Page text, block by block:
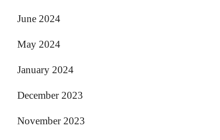
June 2024
May 2024
January 2024
December 2023
November 2023